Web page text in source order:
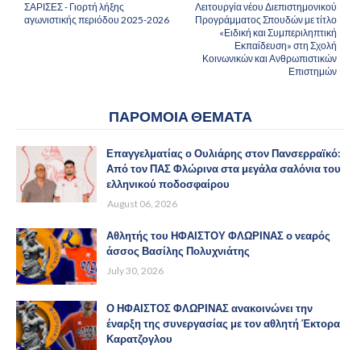
Λειτουργία νέου Διεπιστημονικού
Προγράμματος Σπουδών με τίτλο
«Ειδική και Συμπεριληπτική
Εκπαίδευση» στη Σχολή
Κοινωνικών και Ανθρωπιστικών
Επιστημών
ΣΑΡΙΣΕΣ - Γιορτή λήξης
αγωνιστικής περιόδου 2025-2026
ΠΑΡΟΜΟΙΑ ΘΕΜΑΤΑ
Επαγγελματίας ο Ουλιάρης στον Πανσερραϊκό:
Από τον ΠΑΣ Φλώρινα στα μεγάλα σαλόνια του
ελληνικού ποδοσφαίρου
August 06, 2026
Αθλητής του ΗΦΑΙΣΤΟΥ ΦΛΩΡΙΝΑΣ ο νεαρός
άσσος Βασίλης Πολυχνιάτης
July 30, 2026
Ο ΗΦΑΙΣΤΟΣ ΦΛΩΡΙΝΑΣ ανακοινώνει την
έναρξη της συνεργασίας με τον αθλητή Έκτορα
Καρατζογλου